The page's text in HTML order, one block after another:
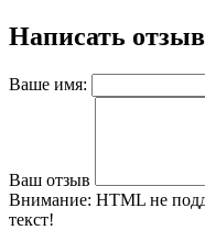
Написать отзыв
Ваше имя:
Ваш отзыв
Внимание: HTML не
текст!